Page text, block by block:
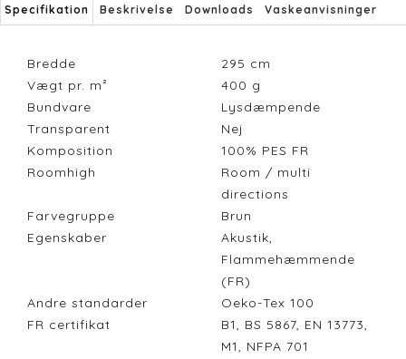
Specifikation Beskrivelse Downloads Vaskeanvisninger
Bredde 295 cm
Vægt pr. m²
400 g
Bundvare
Lysdæmpende
Transparent
Nej
Komposition
100% PES FR
Roomhigh
Room / multi
directions
Farvegruppe
Brun
Egenskaber
Akustik,
Flammehæmmende
(FR)
Andre standarder
Oeko-Tex 100
FR certifikat
B1, BS 5867, EN 13773,
M1, NFPA 701